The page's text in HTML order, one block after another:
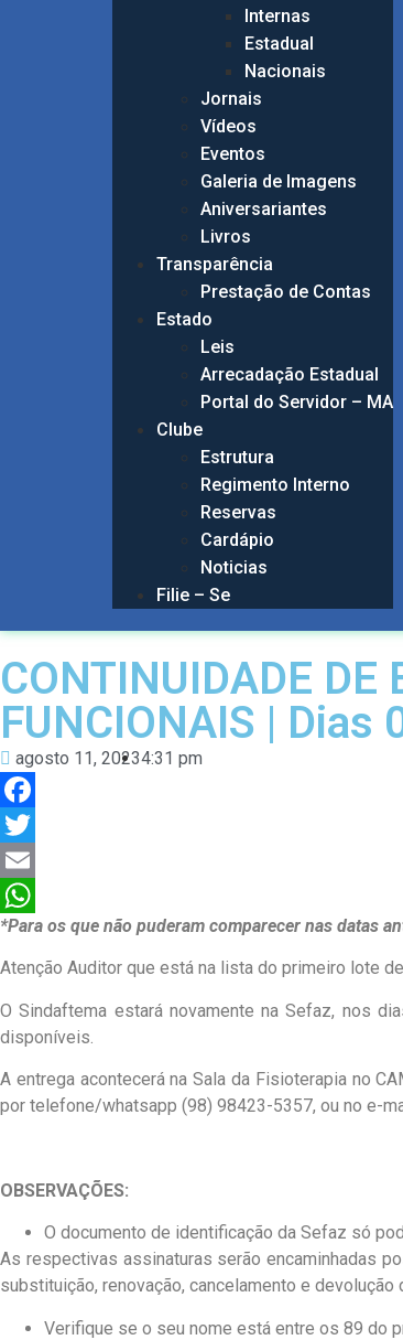
Internas
Estadual
Nacionais
Jornais
Vídeos
Eventos
Galeria de Imagens
Aniversariantes
Livros
Transparência
Prestação de Contas
Estado
Leis
Arrecadação Estadual
Portal do Servidor – MA
Clube
Estrutura
Regimento Interno
Reservas
Cardápio
Noticias
Filie – Se
CONTINUIDADE DE
FUNCIONAIS | Dias
agosto 11, 20234:31 pm
Facebook
Twitter
Email
WhatsApp
*Para os que não puderam comparecer nas datas
Atenção Auditor que está na lista do primeiro lote
O Sindaftema estará novamente na Sefaz, nos
disponíveis.
A entrega acontecerá na Sala da Fisioterapia no
por telefone/whatsapp (98) 98423-5357, ou no e-
OBSERVAÇÕES:
O documento de identificação da Sefaz só
As respectivas assinaturas serão encaminhadas
substituição, renovação, cancelamento e
Verifique se o seu nome está entre os 89 do